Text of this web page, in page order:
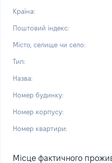
Країна:
Поштовий індекс:
Місто, селище чи село:
Тип:
Назва:
Номер будинку:
Номер корпусу:
Номер квартири:
Місце фактичного